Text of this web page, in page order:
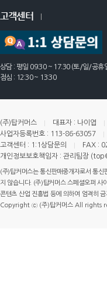
고객센터
상담 : 평일 09:30 ~ 17:30 (토/일/공휴
점심 : 12:30 ~ 13:30
(주)탑커머스 대표자 : 나이엽
사업자등록번호 : 113-86-63057
고객센터 : 1:1상담문의
FAX :
개인정보보호책임자 : 관리팀장
(주)탑커머스는 통신판매중개자로서 통
지 않습니다. (주)탑커머스 스페셜오퍼
콘텐츠 산업 진흥법 등에 의하여 엄격히 금
Copyright ⓒ (주)탑커머스 All rights